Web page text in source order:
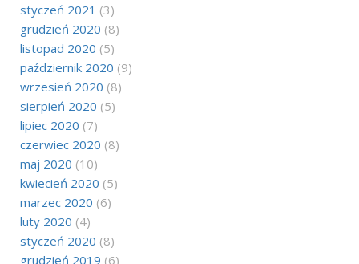
styczeń 2021 (3)
grudzień 2020 (8)
listopad 2020 (5)
październik 2020 (9)
wrzesień 2020 (8)
sierpień 2020 (5)
lipiec 2020 (7)
czerwiec 2020 (8)
maj 2020 (10)
kwiecień 2020 (5)
marzec 2020 (6)
luty 2020 (4)
styczeń 2020 (8)
grudzień 2019 (6)